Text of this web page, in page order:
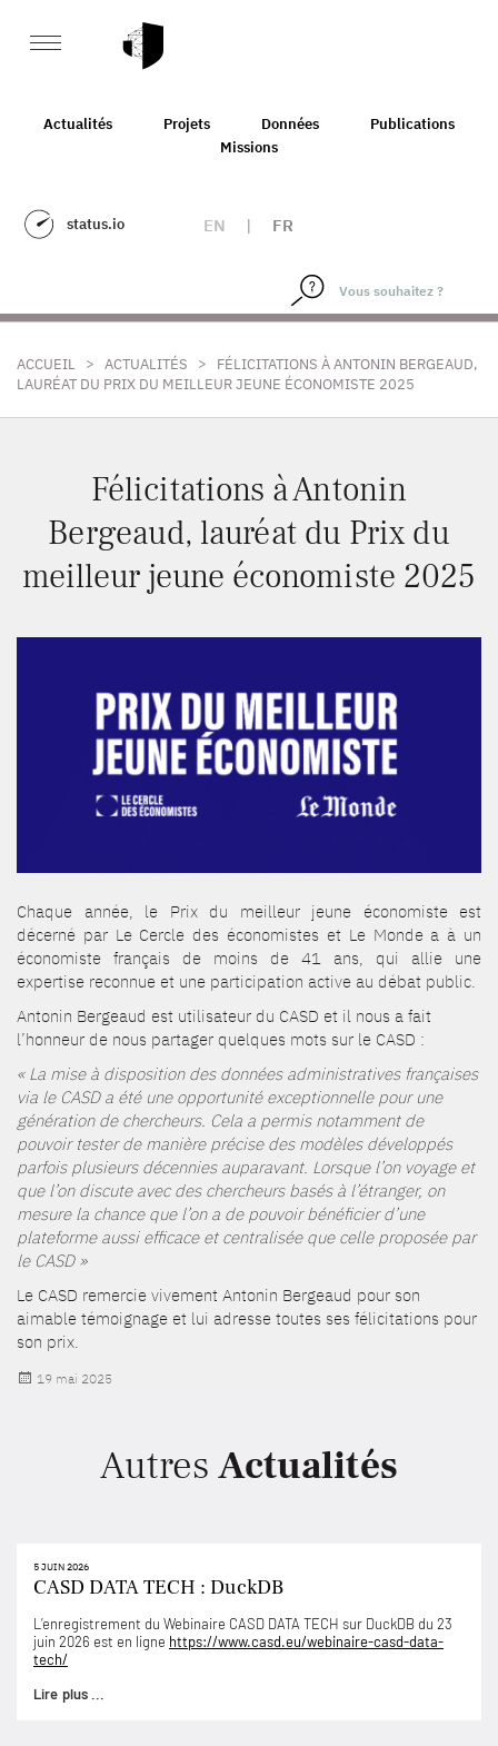
Actualités Projets Données
Publications
Missions
status.io EN | FR
ACCUEIL > ACTUALITÉS >
FÉLICITATIONS À ANTONIN BERGEAUD,
LAURÉAT DU PRIX DU MEILLEUR JEUNE ÉCONOMISTE 2025
Félicitations à Antonin
Bergeaud, lauréat du Prix du
meilleur jeune économiste 2025
Chaque année, le Prix du meilleur jeune économiste est
décerné par Le Cercle des économistes et Le Monde a à un
économiste français de moins de 41 ans, qui allie une
expertise reconnue et une participation active au débat public.
Antonin Bergeaud est utilisateur du CASD et il nous a fait
l’honneur de nous partager quelques mots sur le CASD :
« La mise à disposition des données administratives françaises
via le CASD a été une opportunité exceptionnelle pour une
génération de chercheurs. Cela a permis notamment de
pouvoir tester de manière précise des modèles développés
parfois plusieurs décennies auparavant. Lorsque l’on voyage et
que l’on discute avec des chercheurs basés à l’étranger, on
mesure la chance que l’on a de pouvoir bénéficier d’une
plateforme aussi efficace et centralisée que celle proposée par
le CASD »
Le CASD remercie vivement Antonin Bergeaud pour son
aimable témoignage et lui adresse toutes ses félicitations pour
son prix.
Publié
19 mai 2025
Autres Actualités
5 JUIN 2026
CASD DATA TECH : DuckDB
L’enregistrement du Webinaire CASD DATA TECH sur DuckDB du 23
juin 2026 est en ligne https://www.casd.eu/webinaire-casd-data-
tech/
Lire plus ...